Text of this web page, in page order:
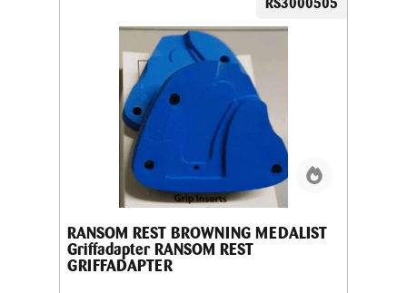
RANSOM REST BROWNING MEDALIST
Griffadapter RANSOM REST
GRIFFADAPTER